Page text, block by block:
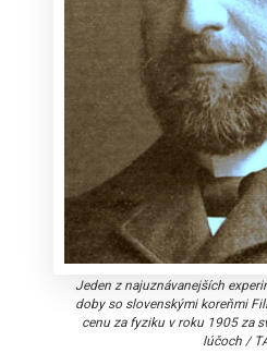
Jeden z najuznávanejších
doby so slovenskými koreňmi
cenu za fyziku v roku 1905 za
lúčoch/